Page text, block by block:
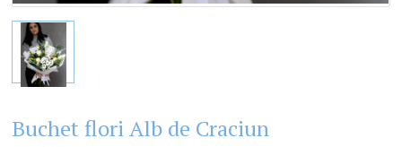
Buchet flori Alb de Craciun